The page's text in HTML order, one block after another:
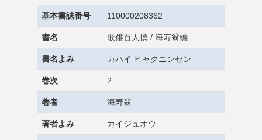
基本書誌番号 110000208362
書名 歌俳百人撰 / 海寿翁編
書名よみ カハイ ヒャクニンセン
巻次 2
著者 海寿翁
著者よみ カイジュオウ